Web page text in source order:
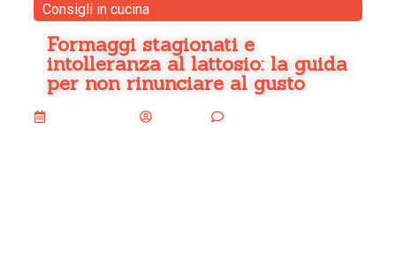
Consigli in cucina
Formaggi stagionati e
intolleranza al lattosio: la guida
per non rinunciare al gusto